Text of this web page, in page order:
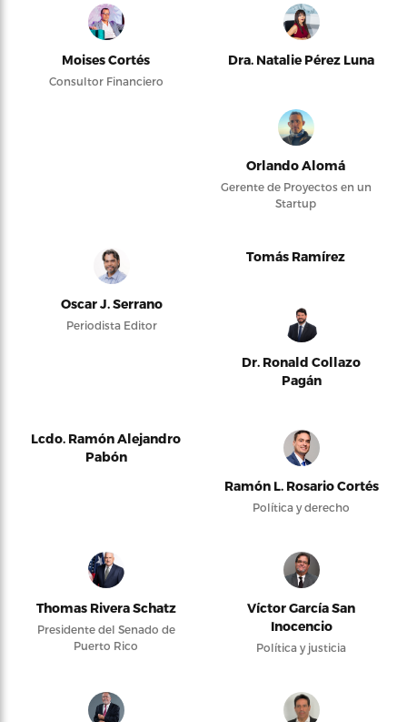
Moises Cortés
Consultor Financiero
Dra. Natalie Pérez Luna
Orlando Alomá
Gerente de Proyectos en un
Startup
Oscar J. Serrano
Periodista Editor
Tomás Ramírez
Dr. Ronald Collazo
Pagán
Lcdo. Ramón Alejandro
Pabón
Ramón L. Rosario Cortés
Política y derecho
Thomas Rivera Schatz
Presidente del Senado de
Puerto Rico
Víctor García San
Inocencio
Política y justicia